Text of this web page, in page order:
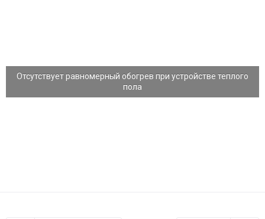
Отсутствует равномерный обогрев при устройстве теплого
пола